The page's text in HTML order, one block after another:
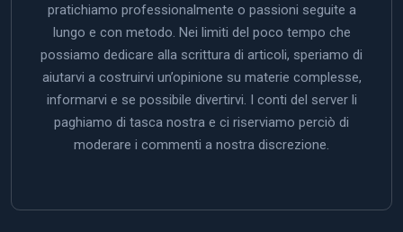
pratichiamo professionalmente o passioni seguite a
lungo e con metodo. Nei limiti del poco tempo che
possiamo dedicare alla scrittura di articoli, speriamo di
aiutarvi a costruirvi un’opinione su materie complesse,
informarvi e se possibile divertirvi. I conti del server li
paghiamo di tasca nostra e ci riserviamo perciò di
moderare i commenti a nostra discrezione.